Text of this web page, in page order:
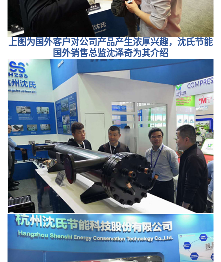
上图为国外客户对公司产品产生浓厚兴趣，沈氏节能
国外销售总监沈泽奇为其介绍